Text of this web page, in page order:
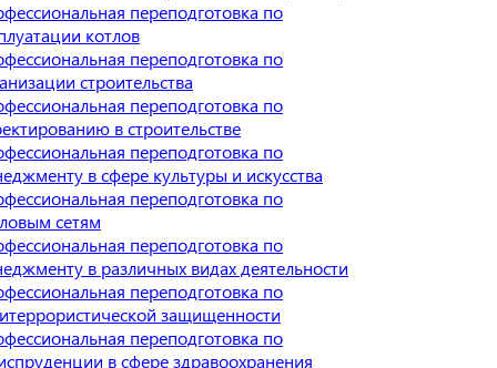
переподготовка по
котлов
переподготовка по
строительства
переподготовка по
в строительстве
переподготовка по
в сфере культуры и искусства
переподготовка по
сетям
переподготовка по
в различных видах деятельности
переподготовка по
защищенности
переподготовка по
в сфере здравоохранения